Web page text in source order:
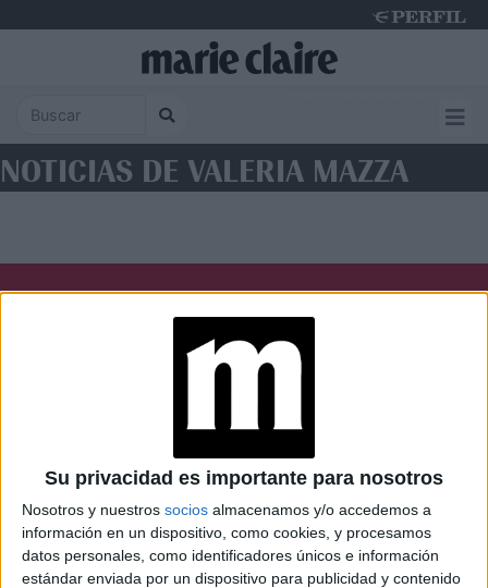
Su privacidad es importante para nosotros
Nosotros y nuestros socios almacenamos y/o accedemos a
información en un dispositivo, como cookies, y procesamos
datos personales, como identificadores únicos e información
estándar enviada por un dispositivo para publicidad y contenido
NOTICIAS DE VALERIA MAZZA
Caras Noticias
Weekend Parabrisas
Look
Luz Mía Lunateen Break BATimes
© Perfil.com 2006-2019 - Todos los derechos reservados
Registro de Propiedad Intelectual: Nro. 5346433